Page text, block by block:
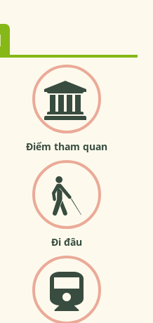
Điểm tham quan
Đi đâu